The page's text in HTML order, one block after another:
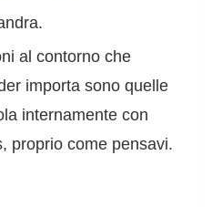
al contorno che
importa sono quelle
internamente con
proprio come pensavi.